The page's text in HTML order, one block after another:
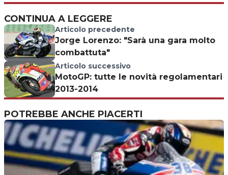
CONTINUA A LEGGERE
Articolo precedente
Jorge Lorenzo: "Sarà una gara molto
combattuta"
Articolo successivo
MotoGP: tutte le novità regolamentari
2013-2014
POTREBBE ANCHE PIACERTI